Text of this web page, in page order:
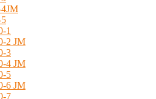
1
2 JM
3
4 JM
5
6 JM
7